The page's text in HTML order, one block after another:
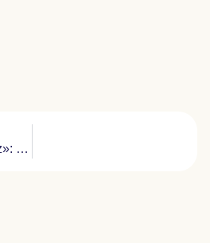
«Una ventanita de luz»: así es la fundación que brinda apoyo psicológico a los padres de niños ingresados en la UCI